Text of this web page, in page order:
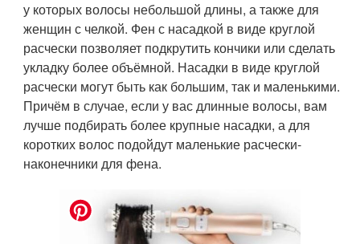
у которых волосы небольшой длины, а также для
женщин с челкой. Фен с насадкой в виде круглой
расчески позволяет подкрутить кончики или сделать
укладку более объёмной. Насадки в виде круглой
расчески могут быть как большим, так и маленькими.
Причём в случае, если у вас длинные волосы, вам
лучше подбирать более крупные насадки, а для
коротких волос подойдут маленькие расчески-
наконечники для фена.